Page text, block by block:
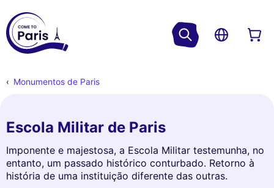
Monumentos de Paris
Escola Militar de Paris
Imponente e majestosa, a Escola Militar testemunha, no
entanto, um passado histórico conturbado. Retorno à
história de uma instituição diferente das outras.